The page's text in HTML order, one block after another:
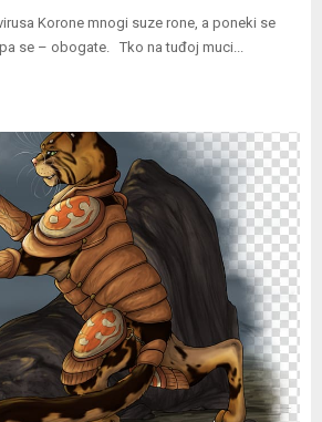
Korone mnogi suze rone, a poneki se
se – obogate. Tko na tuđoj muci...